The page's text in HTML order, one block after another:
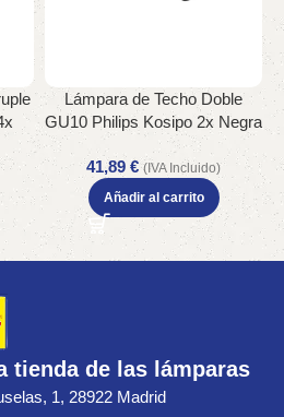
Lámpara de Techo Doble
GU10 Philips Kosipo 2x Negra
Orientable
41,89 € (IVA Incluido)
Añadir al carrito
tienda de las lámparas
1, 28922 Madrid